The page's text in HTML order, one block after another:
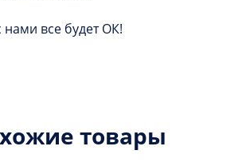
нами все будет ОК!
товары